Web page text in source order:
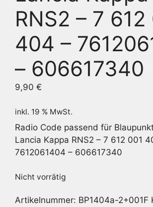
RNS2 – 7 612
404 –
– 606617340
9,90 €
inkl. 19 % MwSt.
Radio Code passend für
Lancia Kappa RNS2 – 7 612 001
7612061404 – 606617340
Nicht vorrätig
Artikelnummer: BP1404a-2+001F